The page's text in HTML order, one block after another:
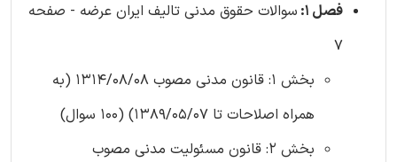
فصل 1:
سوالات حقوق مدنی تالیف ایران عرضه - صفحه
7
بخش 1: قانون مدنی مصوب 1314/08/08 (به
همراه اصلاحات تا 1389/05/07) (100 سوال)
بخش 2: قانون مسئولیت مدنی مصوب